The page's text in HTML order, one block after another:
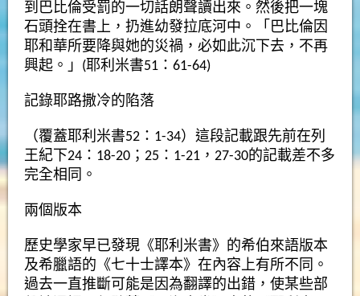
到巴比倫受罰的一切話朗聲讀出來。然後把一塊
石頭拴在書上，扔進幼發拉底河中。「巴比倫因
耶和華所要降與她的災禍，必如此沉下去，不再
興起。」(耶利米書51：61-64)
記錄耶路撒冷的陷落
（覆蓋耶利米書52：1-34）這段記載跟先前在列
王紀下24：18-20；25：1-21，27-30的記載差不多
完全相同。
兩個版本
歷史學家早已發現《耶利米書》的希伯來語版本
及希臘語的《七十士譯本》在內容上有所不同。
過去一直推斷可能是因為翻譯的出錯，使某些部